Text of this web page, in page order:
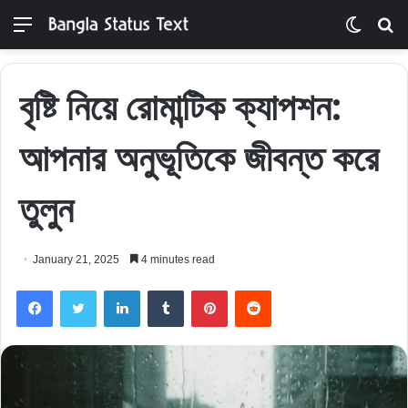
Menu
Switch
skin
বৃষ্টি নিয়ে রোমান্টিক ক্যাপশন:
আপনার অনুভূতিকে জীবন্ত করে
তুলুন
January 21, 2025 4 minutes read
FacebookTwitter LinkedInTumblr PinterestReddit